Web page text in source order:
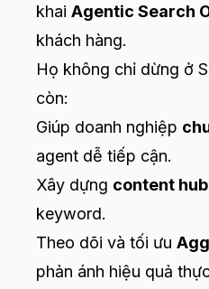
khai Agentic Search
khách hàng.
Họ không chỉ dừng ở
còn:
Giúp doanh nghiệp
agent dễ tiếp cận.
Xây dựng content
keyword.
Theo dõi và tối ưu
phản ánh hiệu quả